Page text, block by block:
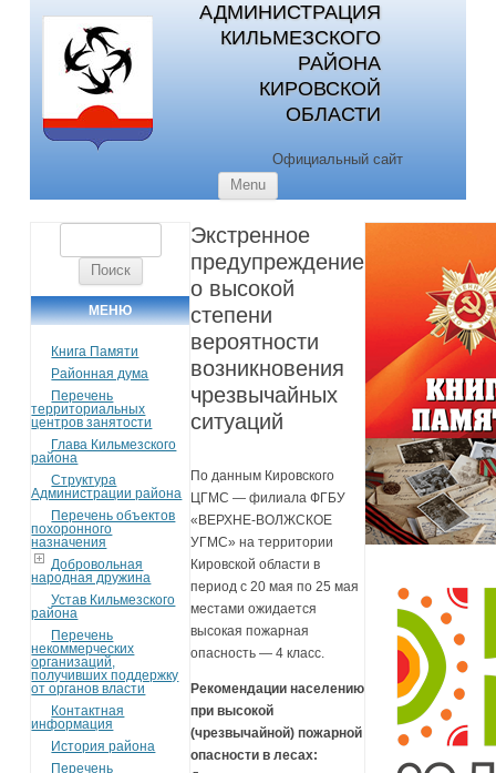
АДМИНИСТРАЦИЯ
КИЛЬМЕЗСКОГО
РАЙОНА
КИРОВСКОЙ
ОБЛАСТИ
Официальный сайт
Menu
МЕНЮ
Книга Памяти
Районная дума
Перечень
территориальных
центров занятости
Глава Кильмезского
района
Структура
Администрации района
Перечень объектов
похоронного
назначения
Добровольная
народная дружина
Устав Кильмезского
района
Перечень
некоммерческих
организаций,
получивших поддержку
от органов власти
Контактная
информация
История района
Перечень
Экстренное
предупреждение
о высокой
степени
вероятности
возникновения
чрезвычайных
ситуаций
По данным Кировского
ЦГМС — филиала ФГБУ
«ВЕРХНЕ-ВОЛЖСКОЕ
УГМС» на территории
Кировской области в
период c 20 мая по 25 мая
местами ожидается
высокая пожарная
опасность — 4 класс.
Рекомендации населению
при высокой
(чрезвычайной) пожарной
опасности в лесах: